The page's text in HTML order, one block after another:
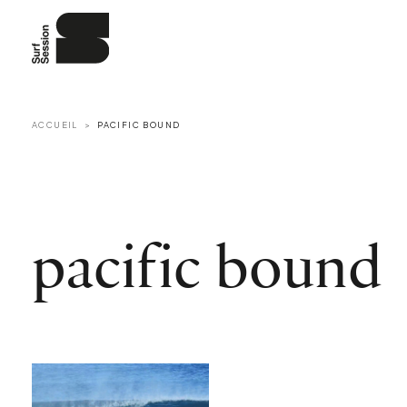
ACCUEIL PACIFIC BOUND
pacific bound